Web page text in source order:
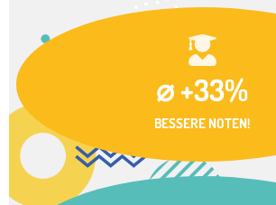
⌀ +33%
BESSERE NOTEN!